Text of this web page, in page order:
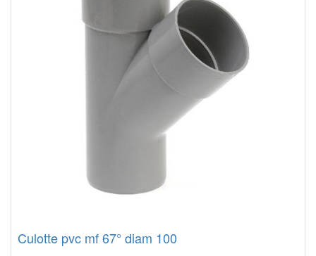
Culotte pvc mf 67° diam 100